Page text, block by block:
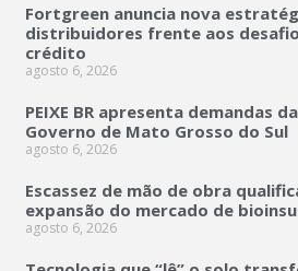
Fortgreen anuncia nova
distribuidores frente aos
crédito
agosto 6, 2026
PEIXE BR apresenta demandas
Governo de Mato Grosso do Sul
agosto 6, 2026
Escassez de mão de obra
expansão do mercado de
agosto 6, 2026